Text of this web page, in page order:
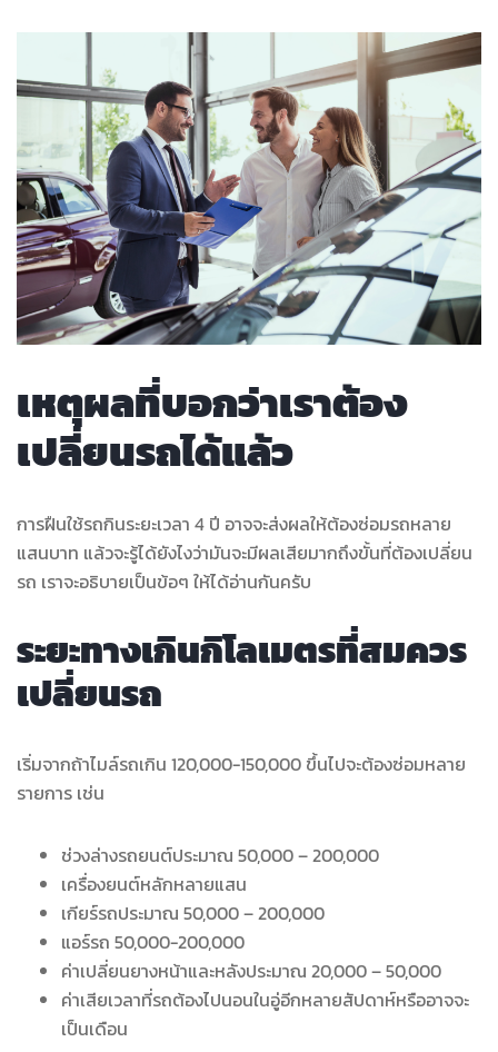
เหตุผลที่บอกว่าเราต้อง
เปลี่ยนรถได้แล้ว
การฝืนใช้รถกินระยะเวลา 4 ปี อาจจะส่งผลให้ต้องซ่อมรถหลาย
แสนบาท แล้วจะรู้ได้ยังไงว่ามันจะมีผลเสียมากถึงขั้นที่ต้องเปลี่ยน
รถ เราจะอธิบายเป็นข้อๆ ให้ได้อ่านกันครับ
ระยะทางเกินกิโลเมตรที่สมควร
เปลี่ยนรถ
เริ่มจากถ้าไมล์รถเกิน 120,000-150,000 ขึ้นไปจะต้องซ่อมหลาย
รายการ เช่น
ช่วงล่างรถยนต์ประมาณ 50,000 – 200,000
เครื่องยนต์หลักหลายแสน
เกียร์รถประมาณ 50,000 – 200,000
แอร์รถ 50,000-200,000
ค่าเปลี่ยนยางหน้าและหลังประมาณ 20,000 – 50,000
ค่าเสียเวลาที่รถต้องไปนอนในอู่อีกหลายสัปดาห์หรืออาจจะ
เป็นเดือน